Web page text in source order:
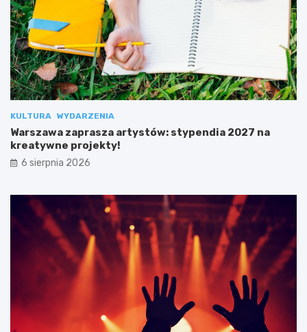
KULTURA WYDARZENIA
Warszawa zaprasza artystów: stypendia 2027 na
kreatywne projekty!
6 sierpnia 2026